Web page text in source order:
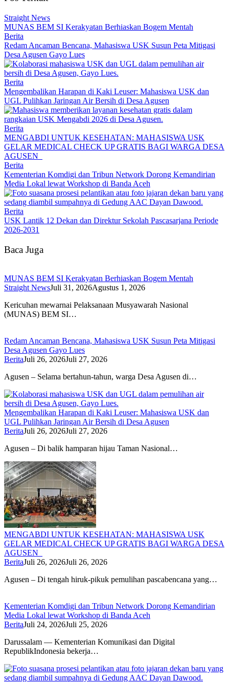
Straight News
MUNAS BEM SI Kerakyatan Berhiaskan Bogem Mentah
Berita
Redam Ancaman Bencana, Mahasiswa USK Susun Peta Mitigasi
Desa Agusen Gayo Lues
Berita
Mengembalikan Harapan di Kaki Leuser: Mahasiswa USK dan
UGL Pulihkan Jaringan Air Bersih di Desa Agusen
Berita
MENGABDI UNTUK KESEHATAN: MAHASISWA USK
GELAR MEDICAL CHECK UP GRATIS BAGI WARGA DESA
AGUSEN
Berita
Kementerian Komdigi dan Tribun Network Dorong Kemandirian
Media Lokal lewat Workshop di Banda Aceh
Berita
USK Lantik 12 Dekan dan Direktur Sekolah Pascasarjana Periode
2026-2031
Baca Juga
MUNAS BEM SI Kerakyatan Berhiaskan Bogem Mentah
Straight NewsJuli 31, 2026Agustus 1, 2026
Kericuhan mewarnai Pelaksanaan Musyawarah Nasional
(MUNAS) BEM SI…
Redam Ancaman Bencana, Mahasiswa USK Susun Peta Mitigasi
Desa Agusen Gayo Lues
BeritaJuli 26, 2026Juli 27, 2026
Agusen – Selama bertahun-tahun, warga Desa Agusen di…
Mengembalikan Harapan di Kaki Leuser: Mahasiswa USK dan
UGL Pulihkan Jaringan Air Bersih di Desa Agusen
BeritaJuli 26, 2026Juli 27, 2026
Agusen – Di balik hamparan hijau Taman Nasional…
MENGABDI UNTUK KESEHATAN: MAHASISWA USK
GELAR MEDICAL CHECK UP GRATIS BAGI WARGA DESA
AGUSEN
BeritaJuli 26, 2026Juli 26, 2026
Agusen – Di tengah hiruk-pikuk pemulihan pascabencana yang…
Kementerian Komdigi dan Tribun Network Dorong Kemandirian
Media Lokal lewat Workshop di Banda Aceh
BeritaJuli 24, 2026Juli 25, 2026
Darussalam — Kementerian Komunikasi dan Digital
RepublikIndonesia bekerja…